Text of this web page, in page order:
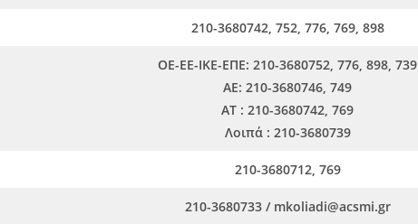
210-3680742, 752, 776, 769, 898
ΟΕ-ΕΕ-ΙΚΕ-ΕΠΕ: 210-3680752, 776, 898, 739
ΑΕ: 210-3680746, 749
ΑΤ : 210-3680742, 769
Λοιπά : 210-3680739
210-3680712, 769
210-3680733 / mkoliadi@acsmi.gr